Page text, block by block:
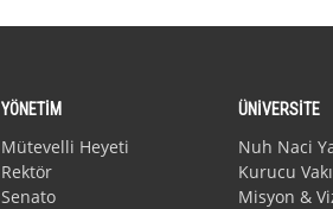
YÖNETİM
Mütevelli Heyeti
Rektör
Senato
ÜNİVERSİTE
Nuh Naci
Kurucu
Misyon &